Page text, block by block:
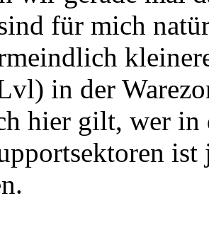
für mich
in der
hier gilt, wer